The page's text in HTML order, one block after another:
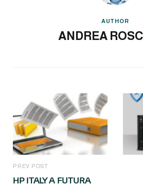
AUTHOR
ANDREA
PREV POST
HP ITALY A FUTURA